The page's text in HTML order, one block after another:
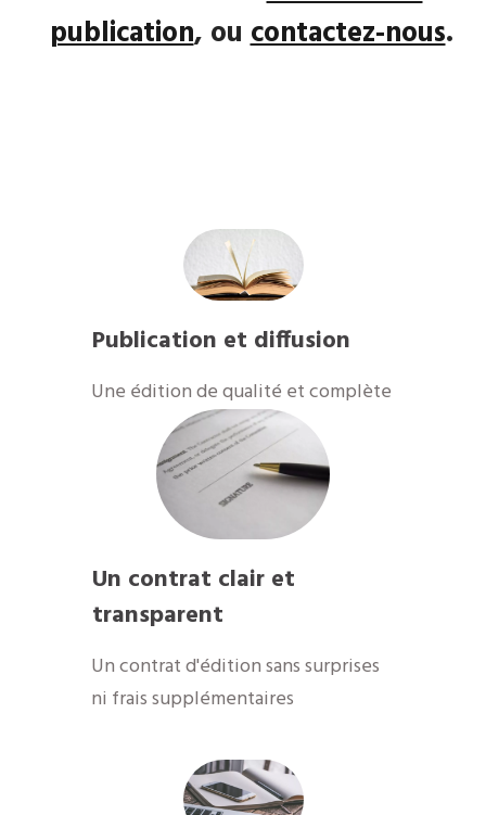
publication, oucontactez-nous.
Publication et diffusion
Une édition de qualité et complète
Un contrat clair et
transparent
Un contrat d'édition sans surprises
ni frais supplémentaires